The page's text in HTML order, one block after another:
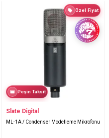
Özel Fiyat
Peşin Taksit
Slate Digital
ML-1A / Condenser Modelleme Mikrofonu